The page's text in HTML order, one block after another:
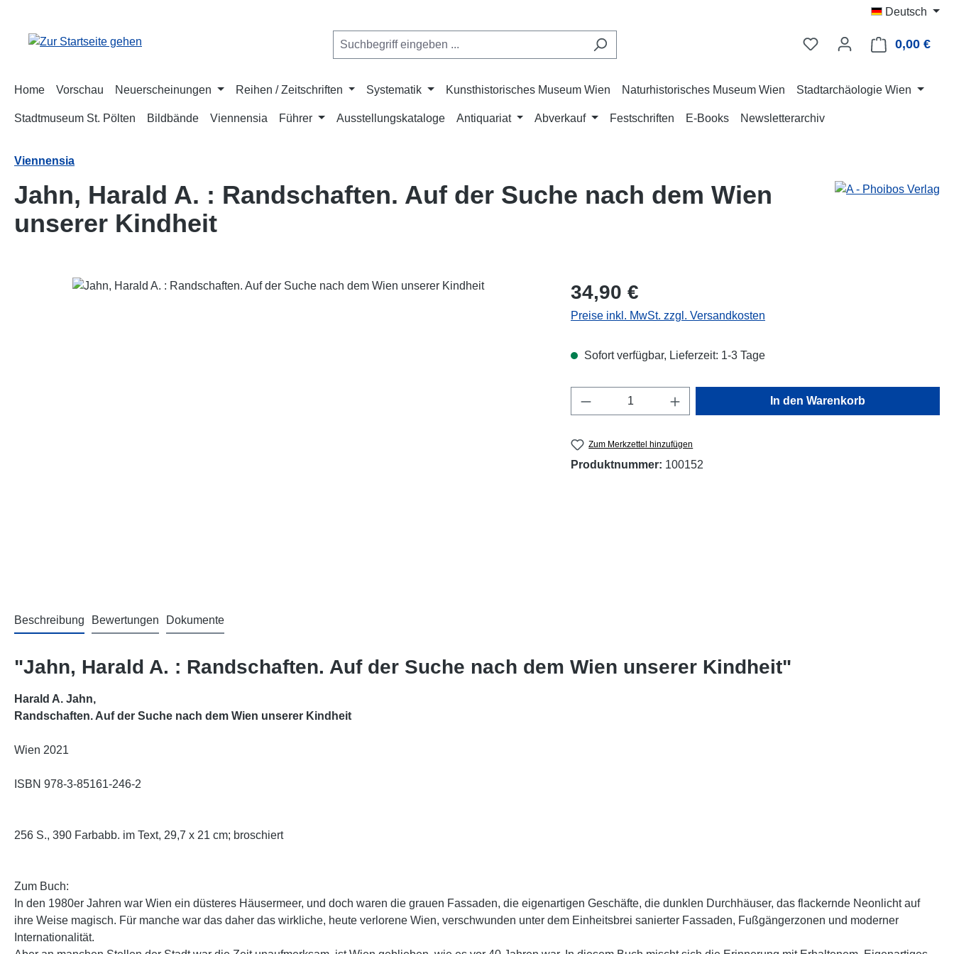
Deutsch
0,00 €
Home Vorschau Neuerscheinungen Reihen / Zeitschriften Systematik Kunsthistorisches Museum Wien Naturhistorisches Museum Wien Stadtarchäologie Wien
Stadtmuseum St. Pölten Bildbände Viennensia Führer Ausstellungskataloge Antiquariat Abverkauf Festschriften E-Books Newsletterarchiv
Viennensia
Jahn, Harald A. : Randschaften. Auf der Suche nach dem Wien
unserer Kindheit
Bildergalerie überspringen Regulärer Preis:
34,90 €
Preise inkl. MwSt. zzgl. Versandkosten
Sofort verfügbar, Lieferzeit: 1-3 Tage
Produkt Anzahl: Gib den gewünschten Wert ein
In den Warenkorb
Zum Merkzettel hinzufügen
Produktnummer: 100152
Beschreibung Bewertungen Dokumente
"Jahn, Harald A. : Randschaften. Auf der Suche nach dem Wien unserer Kindheit"
Harald A. Jahn,
Randschaften. Auf der Suche nach dem Wien unserer Kindheit
Wien 2021
ISBN 978-3-85161-246-2
256 S., 390 Farbabb. im Text, 29,7 x 21 cm; broschiert
Zum Buch:
In den 1980er Jahren war Wien ein düsteres Häusermeer, und doch waren die grauen Fassaden, die eigenartigen Geschäfte, die dunklen Durchhäuser, das flackernde Neonlicht auf
ihre Weise magisch. Für manche war das daher das wirkliche, heute verlorene Wien, verschwunden unter dem Einheitsbrei sanierter Fassaden, Fußgängerzonen und moderner
Internationalität.